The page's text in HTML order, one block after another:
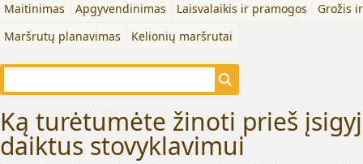
Maitinimas Apgyvendinimas Laisvalaikis ir pramogos
Grožis
Maršrutų planavimas
Kelionių maršrutai
Ką turėtumėte žinoti prieš
daiktus stovyklavimui